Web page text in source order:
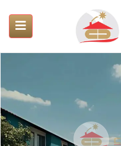
(Propiedades)
(PROYECTOS)